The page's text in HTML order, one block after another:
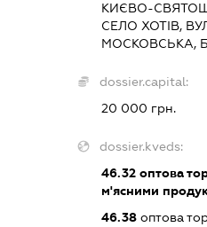
КИЄВО-
СЕЛО ХОТІВ,
МОСКОВСЬКА,
dossier.capital:
20 000 грн.
dossier.kveds:
46.32 оптова
м'ясними
46.38 оптова